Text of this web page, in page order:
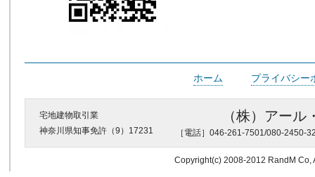
ホーム プライバシー
宅地建物取引業
神奈川県知事免許（9）17231
（株）アール
［電話］046-261-7501/080-
Copyright(c) 2008-2012 RandM